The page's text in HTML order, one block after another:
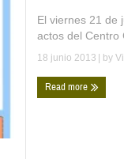
El viernes 21 de
actos del Centro
18 junio 2013 | by
Read more